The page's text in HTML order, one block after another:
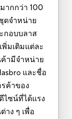
ากกว่า 100
ดจำหน่าย
กอบบลาส
พิ่มเติมแต่ละ
ามีจำหน่าย
และชื่อ
ค้าของ
ไซน์ที่ได้แรง
ง ๆ เพื่อ